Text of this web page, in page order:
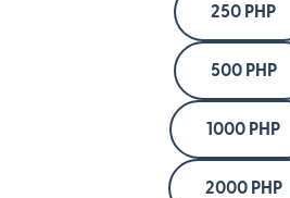
250 PHP
500 PHP
1000 PHP
2000 PHP